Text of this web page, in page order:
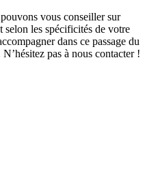
vous conseiller sur
selon les spécificités de votre
dans ce passage du
pas à nous contacter !